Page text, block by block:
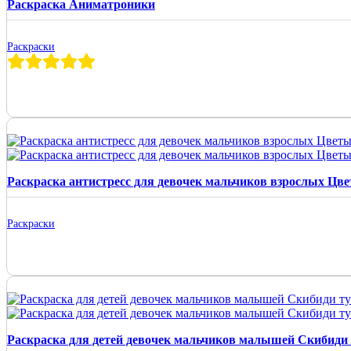
Раскраска Аниматроники
Раскраски
Раскраска антистресс для девочек мальчиков взрослых
Раскраски
Раскраска для детей девочек мальчиков малышей Скибиди